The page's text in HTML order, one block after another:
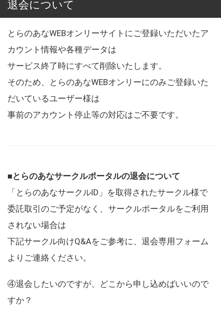
退会について
とらのあなWEBオンリーサイトにご登録いただいたア
カウント情報や各種データは
サービス終了時にすべて削除いたします。
そのため、とらのあなWEBオンリーにのみご登録いた
だいているユーザー様は
事前のアカウント停止等の対応はご不要です。
■とらのあなサークルポータルの退会について
「とらのあなサークルID」を取得されたサークル様で
委託取引のご予定がなく、サークルポータルをご利用
されない場合は
下記サークル向けQ&Aをご参考に、退会専用フォーム
よりご連絡ください。
④退会したいのですが、どこから申し込めばいいので
すか？